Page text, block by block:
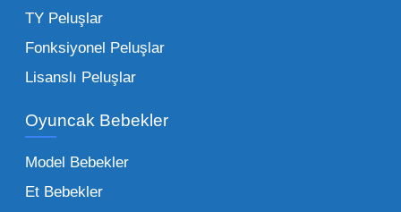
harçlıklarıyla kolayca alabildiği ürünlerdir.
Çocuk Oyuncakları Toptan Seçenekleri:
Bebeklik döneminden ergenliğe kadar geniş
toptan tedariği yaparken, piyasadaki en son
figürlerden geleneksel oyun setlerine kadar
her şeyi portföyümüzde bulabilirsiniz.
TY Peluşlar
Fonksiyonel Peluşlar
Lisanslı Peluşlar
Oyuncak Bebekler
Model Bebekler
Et Bebekler